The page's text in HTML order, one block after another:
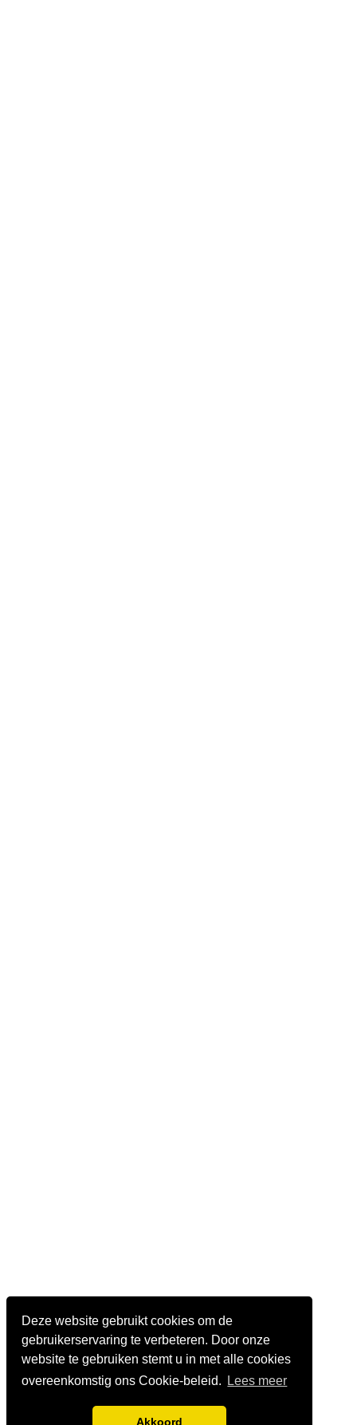
Deze website gebruikt cookies om de
gebruikerservaring te verbeteren. Door onze
website te gebruiken stemt u in met alle cookies
overeenkomstig ons Cookie-beleid.
Lees meer
Akkoord